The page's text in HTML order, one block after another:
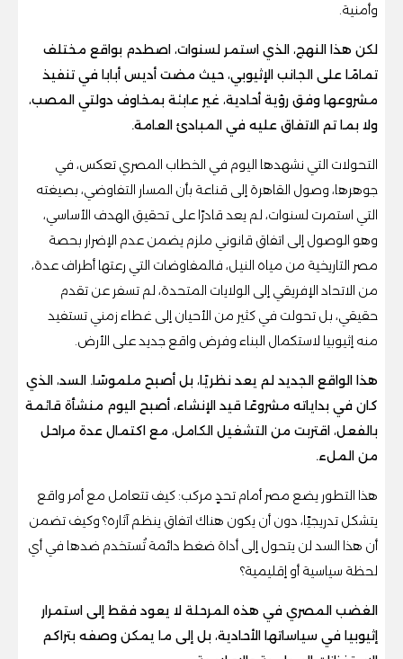
وأمنية.
لكن هذا النهج، الذي استمر لسنوات، اصطدم بواقع مختلف
تمامًا على الجانب الإثيوبي، حيث مضت أديس أبابا في تنفيذ
مشروعها وفق رؤية أحادية، غير عابئة بمخاوف دولتي المصب،
ولا بما تم الاتفاق عليه في المبادئ العامة.
التحولات التي نشهدها اليوم في الخطاب المصري تعكس، في
جوهرها، وصول القاهرة إلى قناعة بأن المسار التفاوضي، بصيغته
التي استمرت لسنوات، لم يعد قادرًا على تحقيق الهدف الأساسي،
وهو الوصول إلى اتفاق قانوني ملزم يضمن عدم الإضرار بحصة
مصر التاريخية من مياه النيل، فالمفاوضات التي رعتها أطراف عدة،
من الاتحاد الإفريقي إلى الولايات المتحدة، لم تسفر عن تقدم
حقيقي، بل تحولت في كثير من الأحيان إلى غطاء زمني تستفيد
منه إثيوبيا لاستكمال البناء وفرض واقع جديد على الأرض.
هذا الواقع الجديد لم يعد نظريًا، بل أصبح ملموسًا. السد، الذي
كان في بداياته مشروعًا قيد الإنشاء، أصبح اليوم منشأة قائمة
بالفعل، اقتربت من التشغيل الكامل، مع اكتمال عدة مراحل
من الملء.
هذا التطور يضع مصر أمام تحدٍ مركب: كيف تتعامل مع أمر واقع
يتشكل تدريجيًا، دون أن يكون هناك اتفاق ينظم آثاره؟ وكيف تضمن
أن هذا السد لن يتحول إلى أداة ضغط دائمة تُستخدم ضدها في أي
لحظة سياسية أو إقليمية؟
الغضب المصري في هذه المرحلة لا يعود فقط إلى استمرار
إثيوبيا في سياساتها الأحادية، بل إلى ما يمكن وصفه بتراكم